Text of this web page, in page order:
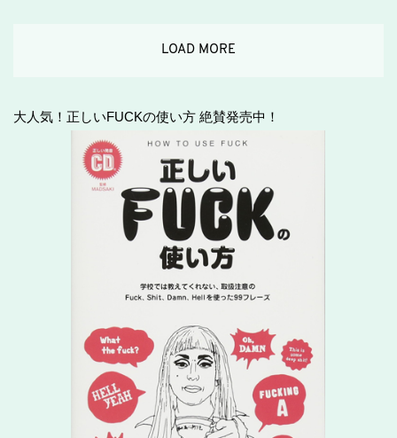
LOAD MORE
大人気！正しいFUCKの使い方 絶賛発売中！